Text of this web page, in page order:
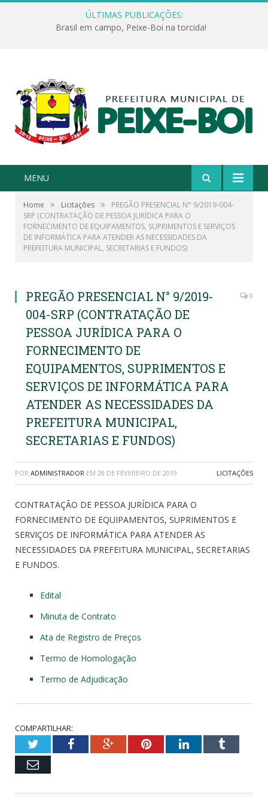
ÚLTIMAS PUBLICAÇÕES:
Brasil em campo, Peixe-Boi na torcida!
MENU
Home » Licitações »
PREGÃO PRESENCIAL N° 9/2019-004-
SRP (CONTRATAÇÃO DE PESSOA JURÍDICA PARA O
FORNECIMENTO DE EQUIPAMENTOS, SUPRIMENTOS E SERVIÇOS
DE INFORMÁTICA PARA ATENDER AS NECESSIDADES DA
PREFEITURA MUNICIPAL, SECRETARIAS E FUNDOS)
PREGÃO PRESENCIAL N° 9/2019-
004-SRP (CONTRATAÇÃO DE
PESSOA JURÍDICA PARA O
FORNECIMENTO DE
EQUIPAMENTOS, SUPRIMENTOS E
SERVIÇOS DE INFORMÁTICA PARA
ATENDER AS NECESSIDADES DA
PREFEITURA MUNICIPAL,
SECRETARIAS E FUNDOS)
0
POR ADMINISTRADOR EM 28 DE FEVEREIRO DE 2019 LICITAÇÕES
CONTRATAÇÃO DE PESSOA JURÍDICA PARA O
FORNECIMENTO DE EQUIPAMENTOS, SUPRIMENTOS E
SERVIÇOS DE INFORMÁTICA PARA ATENDER AS
NECESSIDADES DA PREFEITURA MUNICIPAL, SECRETARIAS
E FUNDOS.
Edital
Minuta de Contrato
Ata de Registro de Preços
Termo de Homologação
Termo de Adjudicação
COMPARTILHAR:
TwitterFacebookGoogle+PinterestLinkedInTumblr
Email